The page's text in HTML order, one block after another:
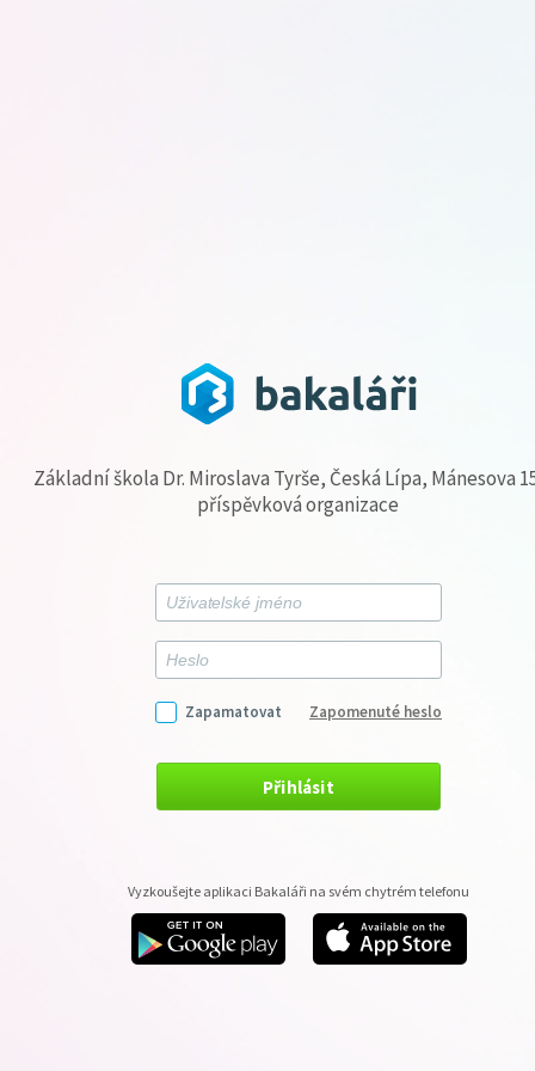
Základní škola Dr. Miroslava Tyrše, Česká Lípa, Mánesova
příspěvková organizace
Zapamatovat Zapomenuté heslo
Přihlásit
Vyzkoušejte aplikaci Bakaláři na svém chytrém telefonu